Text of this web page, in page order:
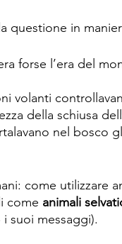
questione in
forse l’era del
volanti
della schiusa
nel bosco
come utilizzare
come animali
suoi messaggi).